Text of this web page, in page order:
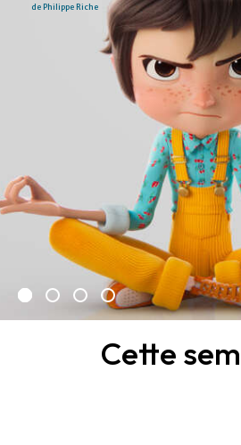
de Philippe Riche
Cette